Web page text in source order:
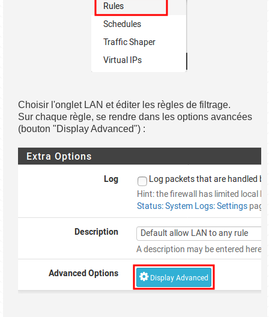
Choisir l'onglet LAN et éditer les règles de filtrage.
Sur chaque règle, se rendre dans les options avancées
(bouton "Display Advanced") :